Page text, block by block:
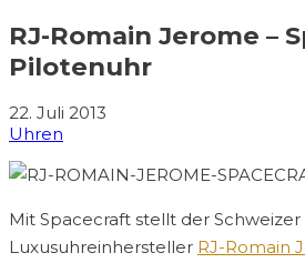
RJ-Romain Jerome –
Pilotenuhr
22. Juli 2013
Uhren
Mit Spacecraft stellt der Schweizer
Luxusuhreinhersteller RJ-Romain